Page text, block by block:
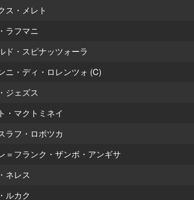
ス・メレト
ラフマニ
ド・スピナッツォーラ
ニ・ディ・ロレンツォ (C)
ジェズス
・マクトミネイ
ラフ・ロボツカ
＝フランク・ザンボ・アンギサ
ネレス
ルカク